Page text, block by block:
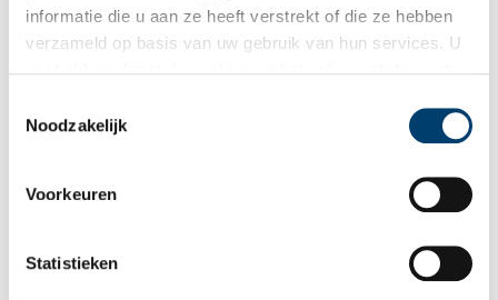
informatie die u aan ze heeft verstrekt of die ze hebben
verzameld op basis van uw gebruik van hun services. U
Noodzakelijk
Voorkeuren
Statistieken
Objecten uit de oorlog: collaboratie
In het kader van 75 jaar bevrijding geeft Oneindig Noord-
collecties. De voorwerpen hebben elke maand een ander
thema. Van een NSB-boek tot een verradersloon, deze maand